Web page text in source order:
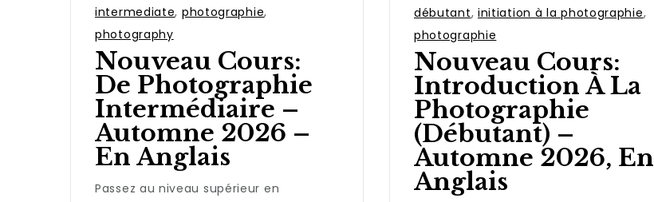
intermediate, photographie,
photography
Nouveau Cours:
De Photographie
Intermédiaire –
Automne 2026 –
En Anglais
Passez au niveau supérieur en
débutant, initiation à la photographie,
photographie
Nouveau Cours:
Introduction À La
Photographie
(Débutant) –
Automne 2026, En
Anglais